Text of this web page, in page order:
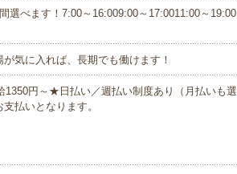
べます！7:00～16:009:00～17:0011:00～19:00
に入れば、長期でも働けます！
円～★日払い／週払い制度あり（月払いも選
払いとなります。